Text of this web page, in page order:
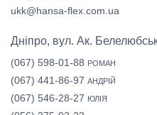
ukk@hansa-flex.com.ua
Дніпро, вул. Ак.
(067) 598-01-88 РОМАН
(067) 441-86-97 АНДРІЙ
(067) 546-28-27 ЮЛІЯ